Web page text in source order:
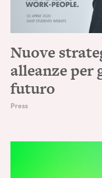
Nuove
alleanze per
futuro
Press